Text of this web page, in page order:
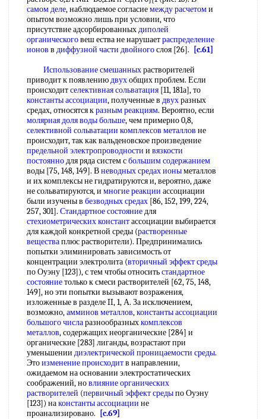
самом деле, наблюдаемое согласиемежду расчетоми
опытом возможно лишь при условии, что
присутствие адсорбированныхдиполей
органическоговеш ества не нарушаетраспределение
ионов в диффузной части двойногослоя [26].
[c.61]
Использование смешанныхрастворителей
приводит к появлениюдвухобщих проблем. Если
происходитселективная сольватация [11, 181а], то
константы ассоциации, полученные в двухразных
средах, относятся кразным реакциям. Вероятно, если
молярная доляводы больше, чем примерно 0,8,
селективной сольватации комплексов металлов не
происходит, так как вальденовское произведение
предельной электропроводности и вязкости
постояннодля ряда систем сбольшим содержанием
воды [75, 148, 149]. Вневодных средах ионыметаллов
и их комплексы не гидратируются и, вероятно, даже
не сольватируются, и многие реакции ассоциации
были изучены в безводных средах [86, 152, 199, 224,
257, 301]. Стандартное состояниедля
стехиометрических константассоциации выбирается
для каждой конкретной среды (растворенные
веществаплюс растворители). Предпринимались
попытки элиминировать зависимость от
концентрации электролита (вторичный эффект среды
по Оуэну [123]), с тем чтобы относитьстандартное
состояниетолько к смеси растворителей [62, 75, 148,
149], но эти попытки вызывают возражения,
изложенные в разделе II, 1, А. За исключением,
возможно,амминов металлов,константы ассоциации
большого числаразнообразныхкомплексов
металлов, содержащих неорганические [284] и
органические [283] лиганды, возрастают при
уменьшении диэлектрической проницаемости среды.
Этоизменение происходитв направлении,
ожидаемом на основании электростатических
соображений, новлияние органических
растворителей (первичный эффект средыпо Оуэну
[123]) наконстанты ассоциации не
проанализировано.
[c.69]